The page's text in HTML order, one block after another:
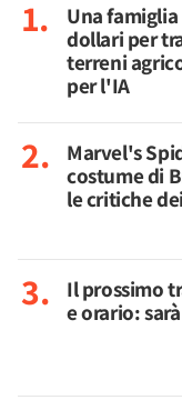
Una
dollari per
terreni
per l'IA
Marvel's
costume di
le critiche
Il prossimo
e orario: